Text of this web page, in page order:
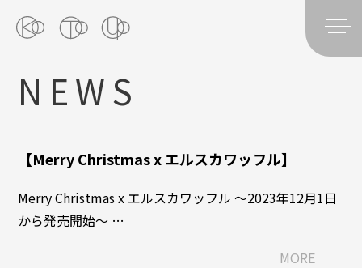
NEWS
【Merry Christmas x エルスカワッフル】
Merry Christmas x エルスカワッフル 〜2023年12月1日
から発売開始〜 …
MORE